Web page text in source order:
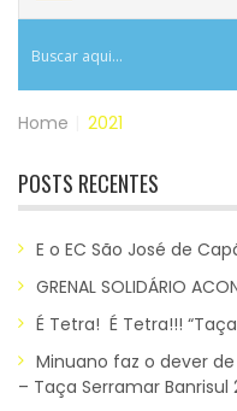
Home 2021
POSTS RECENTES
E o EC São José de
GRENAL SOLIDÁRIO
É Tetra! É Tetra!!!
Minuano faz o dever
– Taça Serramar Banrisul